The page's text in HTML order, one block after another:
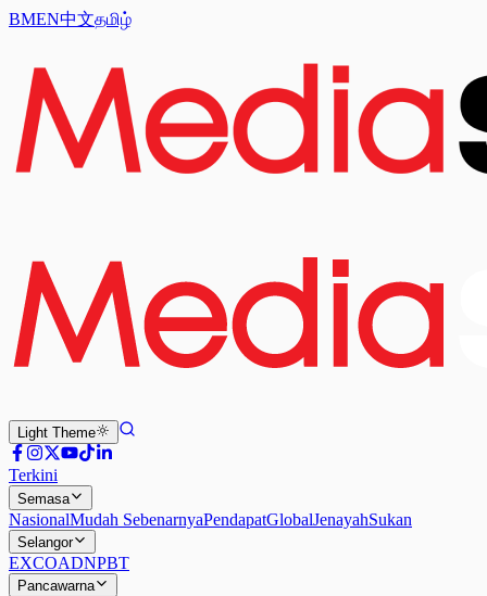
BMEN中文தமிழ்
Light Theme
Terkini
Semasa
NasionalMudah SebenarnyaPendapatGlobalJenayahSukan
Selangor
EXCOADNPBT
Pancawarna